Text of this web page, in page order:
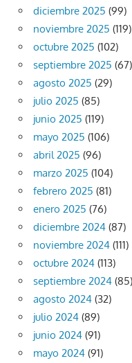
diciembre 2025 (99)
noviembre 2025 (119)
octubre 2025 (102)
septiembre 2025 (67)
agosto 2025 (29)
julio 2025 (85)
junio 2025 (119)
mayo 2025 (106)
abril 2025 (96)
marzo 2025 (104)
febrero 2025 (81)
enero 2025 (76)
diciembre 2024 (87)
noviembre 2024 (111)
octubre 2024 (113)
septiembre 2024 (85)
agosto 2024 (32)
julio 2024 (89)
junio 2024 (91)
mayo 2024 (91)